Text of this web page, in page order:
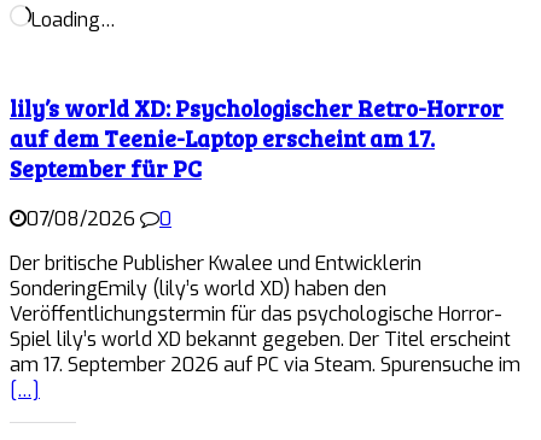
Loading…
lily’s world XD: Psychologischer Retro-Horror
auf dem Teenie-Laptop erscheint am 17.
September für PC
07/08/2026
0
Der britische Publisher Kwalee und Entwicklerin
SonderingEmily (lily’s world XD) haben den
Veröffentlichungstermin für das psychologische Horror-
Spiel lily’s world XD bekannt gegeben. Der Titel erscheint
am 17. September 2026 auf PC via Steam. Spurensuche im
[…]